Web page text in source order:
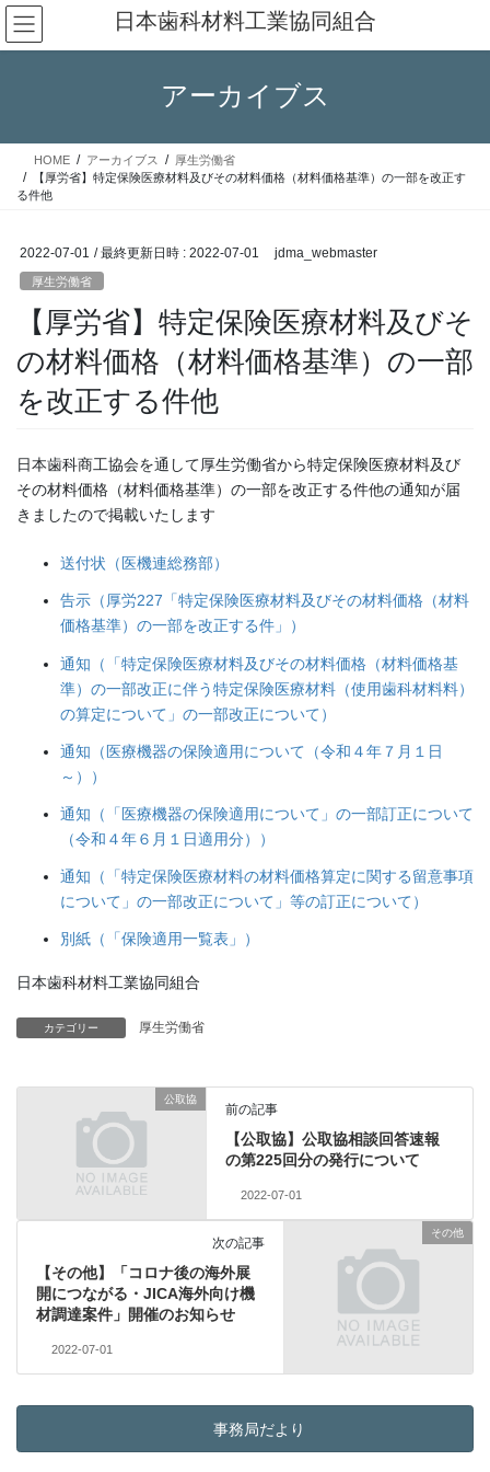
コ
ン
テ
ス
ナ
ビ
ゲ
ン
日本歯科材料工業協同組合
アーカイブス
HOME アーカイブス
厚生労働省
【厚労省】特定保険医療材料及びその材料価格（材料価格基準）の一部を改正す
る件他
2022-07-01 / 最終更新日時 : 2022-07-01 jdma_webmaster
厚生労働省
【厚労省】特定保険医療材料及びそ
の材料価格（材料価格基準）の一部
を改正する件他
日本歯科商工協会を通して厚生労働省から特定保険医療材料及び
その材料価格（材料価格基準）の一部を改正する件他の通知が届
きましたので掲載いたします
送付状（医機連総務部）
告示（厚労227「特定保険医療材料及びその材料価格（材料
価格基準）の一部を改正する件」）
通知（「特定保険医療材料及びその材料価格（材料価格基
準）の一部改正に伴う特定保険医療材料（使用歯科材料料）
の算定について」の一部改正について）
通知（医療機器の保険適用について（令和４年７月１日
～））
通知（「医療機器の保険適用について」の一部訂正について
（令和４年６月１日適用分））
通知（「特定保険医療材料の材料価格算定に関する留意事項
について」の一部改正について」等の訂正について）
別紙（「保険適用一覧表」）
日本歯科材料工業協同組合
カテゴリー 厚生労働省
公取協
前の記事
【公取協】公取協相談回答速報
の第225回分の発行について
2022-07-01
その他
次の記事
【その他】「コロナ後の海外展
開につながる・JICA海外向け機
材調達案件」開催のお知らせ
2022-07-01
事務局だより